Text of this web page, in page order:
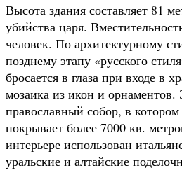
Высота здания составляет 81
убийства царя.
человек. По архитектурному
позднему этапу «русского
бросается в глаза при входе в
мозаика из икон и
православный собор, в
покрывает более 7000 кв.
интерьере использован
уральские и алтайские